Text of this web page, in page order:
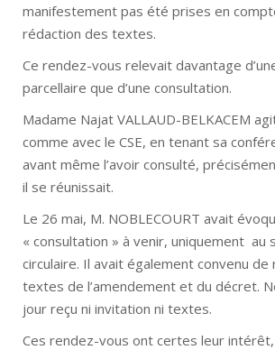
manifestement pas été prises en
rédaction des textes.
Ce rendez-vous relevait davantage
parcellaire que d’une consultation.
Madame Najat VALLAUD-BELKACEM
comme avec le CSE, en tenant sa
avant même l’avoir consulté,
il se réunissait.
Le 26 mai, M. NOBLECOURT avait
« consultation » à venir, uniquement au
circulaire. Il avait également convenu de
textes de l’amendement et du décret.
jour reçu ni invitation ni textes.
Ces rendez-vous ont certes leur